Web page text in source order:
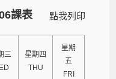
點我列印
課表
三
星期四
THU
星期
五
FRI